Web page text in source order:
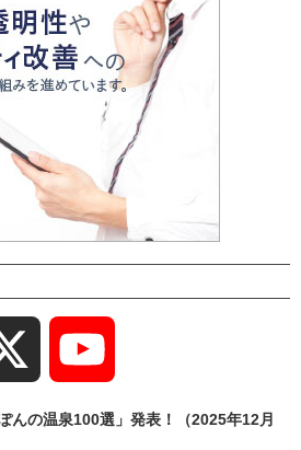
Channel
んの温泉100選」発表！（2025年12月